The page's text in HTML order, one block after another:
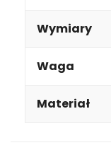
Wymiary
Waga
Materiał